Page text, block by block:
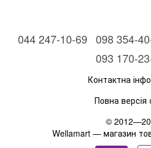
044 247-10-69 098 354-
093 170-
Контактна
Повна версія
©
Wellamart — магазин